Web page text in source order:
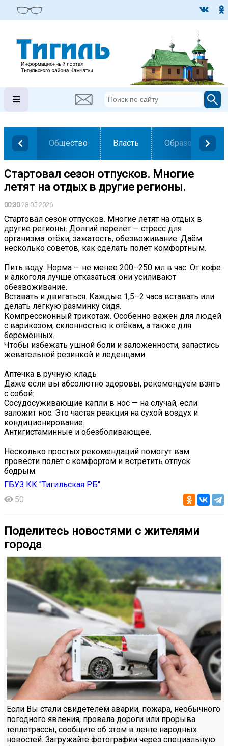
Общество Власть Образование
Стартовал сезон отпусков. Многие
летят на отдых в другие регионы.
00:3028.05.2026
Стартовал сезон отпусков. Многие летят на отдых в
другие регионы. Долгий перелёт — стресс для
организма: отёки, зажатость, обезвоживание. Даём
несколько советов, как сделать полёт комфортным.
Пить воду. Норма — не менее 200–250 мл в час. От кофе
и алкоголя лучше отказаться: они усиливают
обезвоживание.
Вставать и двигаться. Каждые 1,5–2 часа вставать или
делать лёгкую разминку сидя.
Компрессионный трикотаж. Особенно важен для людей
с варикозом, склонностью к отёкам, а также для
беременных.
Чтобы избежать ушной боли и заложенности, запастись
жевательной резинкой и леденцами.
Аптечка в ручную кладь
Даже если вы абсолютно здоровы, рекомендуем взять
с собой:
Сосудосуживающие капли в нос — на случай, если
заложит нос. Это частая реакция на сухой воздух и
кондиционирование.
Антигистаминные и обезболивающее.
Несколько простых рекомендаций помогут вам
провести полёт с комфортом и встретить отпуск
бодрым.
ГБУЗ КК "Тигильская РБ"
50
Поделитесь новостями с жителями
города
Если Вы стали свидетелем аварии, пожара, необычного
погодного явления, провала дороги или прорыва
теплотрассы, сообщите об этом в ленте народных
новостей. Загружайте фотографии через специальную